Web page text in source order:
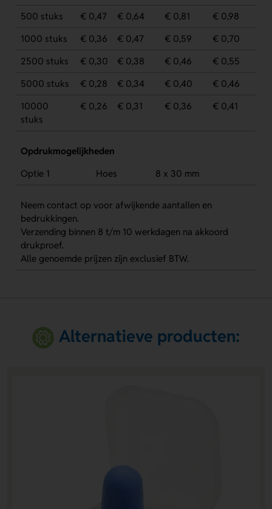
500 stuks
€ 0,47 € 0,64 € 0,81
€ 0,98
1000 stuks
€ 0,36 € 0,47 € 0,59
€ 0,70
2500 stuks
€ 0,30 € 0,38 € 0,46
€ 0,55
5000 stuks
€ 0,28 € 0,34 € 0,40
€ 0,46
10000
stuks
€ 0,26 € 0,31 € 0,36 € 0,41
Opdrukmogelijkheden
Optie 1
Hoes 8 x 30 mm
Neem contact op voor afwijkende aantallen en
bedrukkingen.
Verzending binnen 8 t/m 10 werkdagen na akkoord
drukproef.
Alle genoemde prijzen zijn exclusief BTW.
Alternatieve producten: